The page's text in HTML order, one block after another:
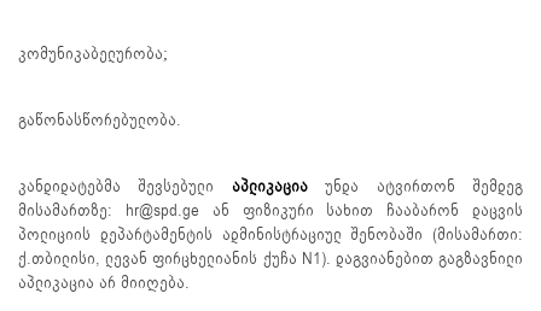
კომუნიკაბელურობა;
გაწონასწორებულობა.
კანდიდატებმა შევსებული აპლიკაცია
უნდა ატვირთონ შემდეგ
მისამართზე: hr@spd.ge ან ფიზიკური სახით ჩააბარონ დაცვის
პოლიციის დეპარტამენტის ადმინისტრაციულ შენობაში (მისამართი:
ქ.თბილისი, ლევან ფირცხელიანის ქუჩა N1). დაგვიანებით გაგზავნილი
აპლიკაცია არ მიიღება.